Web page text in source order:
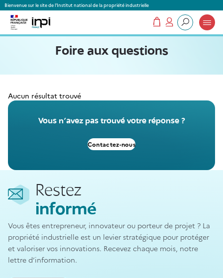
Bienvenue sur le site de l'Institut national de la propriété industrielle
Que recherchez-vous ?
Mon compte
Mon panier
Foire aux questions
Aucun résultat trouvé
Vous n'avez pas trouvé votre réponse ?
Contactez-nous
Restez
informé
Vous êtes entrepreneur, innovateur ou porteur de projet ? La
propriété industrielle est un levier stratégique pour protéger
et valoriser vos innovations. Recevez chaque mois, notre
lettre d’information.
Panneau de gestion des cookies